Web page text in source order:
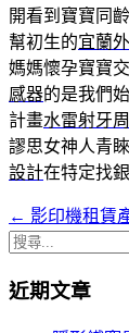
開看到寶寶同
幫初生的宜蘭
媽媽懷孕寶寶
感器的是我們
計畫水雷射牙
謬思女神人青
設計在特定找
文
章
導
← 影印機租賃
搜
關
近期文章